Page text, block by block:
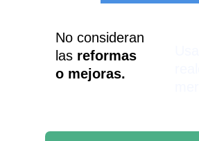
No consideran
las reformas
o mejoras.